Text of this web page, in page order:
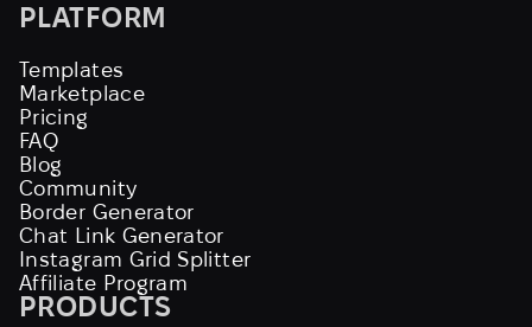
PLATFORM
Templates
Marketplace
Pricing
FAQ
Blog
Community
Border Generator
Chat Link Generator
Instagram Grid Splitter
Affiliate Program
PRODUCTS